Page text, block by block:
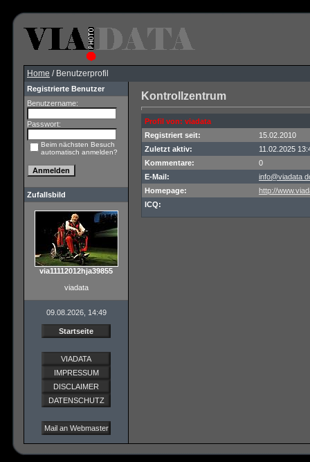
Home / Benutzerprofil
Registrierte Benutzer
Benutzername:
Passwort:
Beim nächsten Besuch
automatisch anmelden?
Zufallsbild
via11112012hja39855
viadata
09.08.2026, 14:49
Startseite
VIADATA
IMPRESSUM
DISCLAIMER
DATENSCHUTZ
Mail an Webmaster
Kontrollzentrum
Profil von: viadata
Registriert seit:
15.02.2010
Zuletzt aktiv:
11.02.2025
Kommentare:
0
E-Mail:
info@viadata
Homepage:
http://
ICQ: